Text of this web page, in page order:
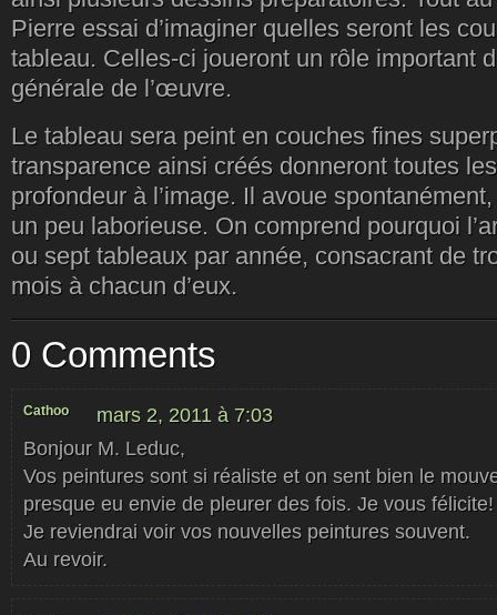
Pierre essai d’imaginer quelles seront les
tableau. Celles-ci joueront un rôle important
générale de l’œuvre.
Le tableau sera peint en couches fines
transparence ainsi créés donneront toutes
profondeur à l’image. Il avoue
un peu laborieuse. On comprend pourquoi
ou sept tableaux par année, consacrant de
mois à chacun d’eux.
0 Comments
Cathoo
mars 2, 2011 à 7:03
Bonjour M. Leduc,
Vos peintures sont si réaliste et on sent bien le
presque eu envie de pleurer des fois. Je vous félicite!
Je reviendrai voir vos nouvelles peintures souvent.
Au revoir.